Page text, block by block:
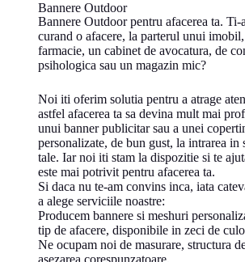
Bannere Outdoor
Bannere Outdoor pentru afacerea ta. Ti-
curand o afacere, la parterul unui
farmacie, un cabinet de avocatura, de
psihologica sau un magazin mic?
Noi iti oferim solutia pentru a atrage
astfel afacerea ta sa devina mult mai
unui banner publicitar sau a unei
personalizate, de bun gust, la intrarea in
tale. Iar noi iti stam la dispozitie si te
este mai potrivit pentru afacerea ta.
Si daca nu te-am convins inca, iata
a alege serviciile noastre:
Producem bannere si meshuri
tip de afacere, disponibile in zeci de
Ne ocupam noi de masurare, structura
asezarea corespunzatoare.